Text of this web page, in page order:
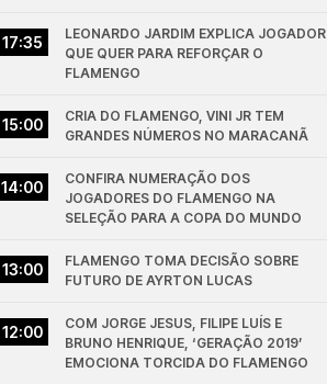
17:35
LEONARDO JARDIM EXPLICA JOGADOR
QUE QUER PARA REFORÇAR O
FLAMENGO
15:00
CRIA DO FLAMENGO, VINI JR TEM
GRANDES NÚMEROS NO MARACANÃ
14:00
CONFIRA NUMERAÇÃO DOS
JOGADORES DO FLAMENGO NA
SELEÇÃO PARA A COPA DO MUNDO
13:00
FLAMENGO TOMA DECISÃO SOBRE
FUTURO DE AYRTON LUCAS
12:00
COM JORGE JESUS, FILIPE LUÍS E
BRUNO HENRIQUE, ‘GERAÇÃO 2019’
EMOCIONA TORCIDA DO FLAMENGO